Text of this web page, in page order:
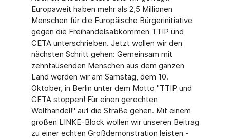
Europaweit haben mehr als 2,5 Millionen
Menschen für die Europäische Bürgerinitiative
gegen die Freihandelsabkommen TTIP und
CETA unterschrieben. Jetzt wollen wir den
nächsten Schritt gehen: Gemeinsam mit
zehntausenden Menschen aus dem ganzen
Land werden wir am Samstag, dem 10.
Oktober, in Berlin unter dem Motto "TTIP und
CETA stoppen! Für einen gerechten
Welthandel!" auf die Straße gehen. Mit einem
großen LINKE-Block wollen wir unseren Beitrag
zu einer echten Großdemonstration leisten -